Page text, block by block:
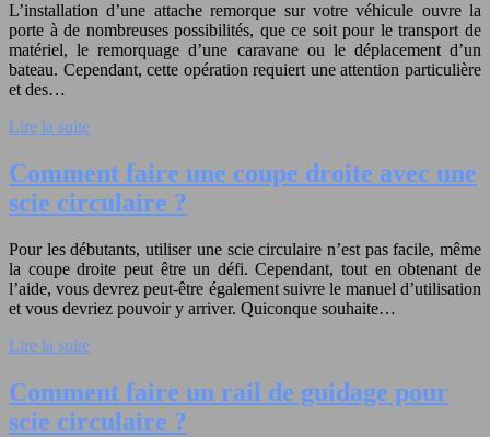
L’installation d’une attache remorque sur votre véhicule ouvre la
porte à de nombreuses possibilités, que ce soit pour le transport de
matériel, le remorquage d’une caravane ou le déplacement d’un
bateau. Cependant, cette opération requiert une attention particulière
et des…
Lire la suite
Comment faire une coupe droite avec une
scie circulaire ?
Pour les débutants, utiliser une scie circulaire n’est pas facile, même
la coupe droite peut être un défi. Cependant, tout en obtenant de
l’aide, vous devrez peut-être également suivre le manuel d’utilisation
et vous devriez pouvoir y arriver. Quiconque souhaite…
Lire la suite
Comment faire un rail de guidage pour
scie circulaire ?